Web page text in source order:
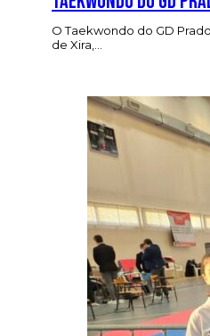
O Taekwondo do GD
de Xira,…